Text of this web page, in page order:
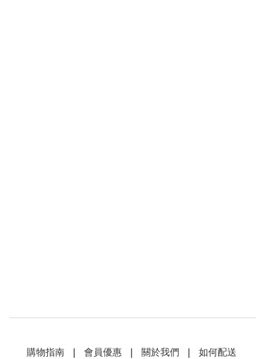
購物指南| 會員優惠| 關於我們 | 如何配送